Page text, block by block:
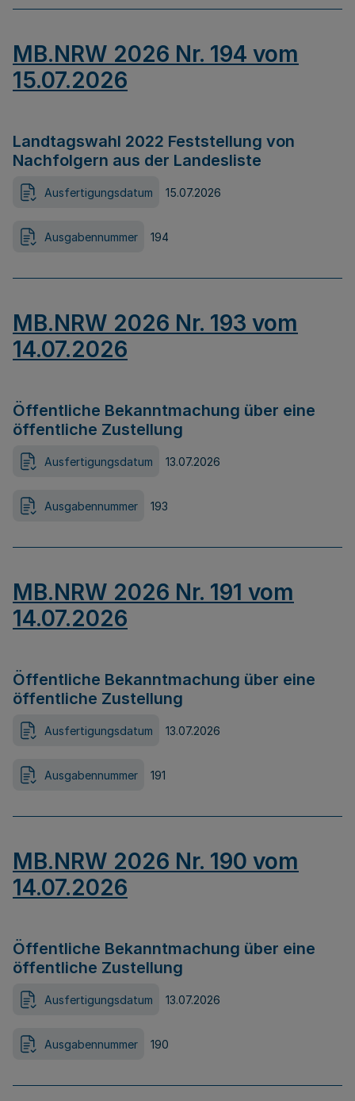
MB.NRW 2026 Nr. 194 vom
15.07.2026
Landtagswahl 2022 Feststellung von
Nachfolgern aus der Landesliste
Ausfertigungsdatum 15.07.2026
Ausgabennummer 194
MB.NRW 2026 Nr. 193 vom
14.07.2026
Öffentliche Bekanntmachung über eine
öffentliche Zustellung
Ausfertigungsdatum 13.07.2026
Ausgabennummer 193
MB.NRW 2026 Nr. 191 vom
14.07.2026
Öffentliche Bekanntmachung über eine
öffentliche Zustellung
Ausfertigungsdatum 13.07.2026
Ausgabennummer 191
MB.NRW 2026 Nr. 190 vom
14.07.2026
Öffentliche Bekanntmachung über eine
öffentliche Zustellung
Ausfertigungsdatum 13.07.2026
Ausgabennummer 190